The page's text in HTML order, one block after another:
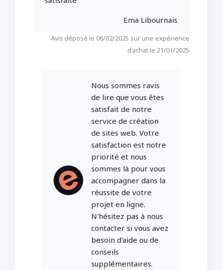
Ema Libournais
Avis déposé le 06/02/2025 sur une expérience
d'achat le 21/01/2025
Nous sommes ravis
de lire que vous êtes
satisfait de notre
service de création
de sites web. Votre
satisfaction est notre
priorité et nous
sommes là pour vous
accompagner dans la
réussite de votre
projet en ligne.
N'hésitez pas à nous
contacter si vous avez
besoin d'aide ou de
conseils
supplémentaires.